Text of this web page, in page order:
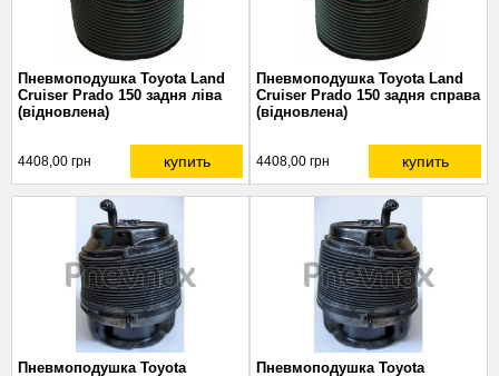
Пневмоподушка Toyota Land
Cruiser Prado 150 задня ліва
(відновлена)
4408,00 грн купить
Пневмоподушка Toyota Land
Cruiser Prado 150 задня справа
(відновлена)
4408,00 грн купить
Пневмоподушка Toyota Пневмоподушка Toyota